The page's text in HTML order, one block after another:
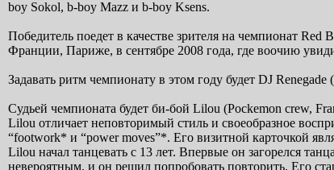
boy Sokol, b-boy Mazz и b-boy Ksens.
Победитель поедет в качестве зрителя на чемпионат
Франции, Париже, в сентябре 2008 года, где воочию
Задавать ритм чемпионату в этом году будет DJ
Судьей чемпионата будет би-бой Lilou (Pockemon crew,
Lilou отличает неповторимый стиль и своеобразное
“footwork* и “power moves”*. Его визитной карточкой
Lilou начал танцевать с 13 лет. Впервые он загорелся
невероятным, и он решил попробовать повторить. Его